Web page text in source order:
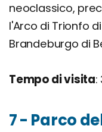
neoclassico,
l'Arco di Trionfo
Brandeburgo di
Tempo di visita:
7 - Parco